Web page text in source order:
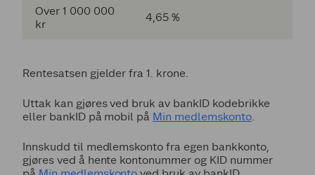
Over 1 000 000
kr
4,65 %
Rentesatsen gjelder fra 1. krone.
Uttak kan gjøres ved bruk av bankID kodebrikke
eller bankID på mobil på Min medlemskonto.
Innskudd til medlemskonto fra egen bankkonto,
gjøres ved å hente kontonummer og KID nummer